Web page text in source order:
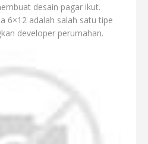
desain pagar ikut.
6×12 adalah salah satu tipe
developer perumahan.